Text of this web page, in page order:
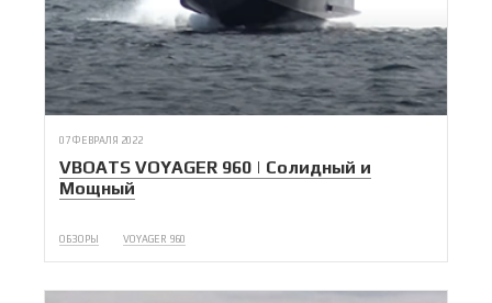
07 ФЕВРАЛЯ 2022
VBOATS VOYAGER 960 | Солидный и
Мощный
ОБЗОРЫ VOYAGER 960